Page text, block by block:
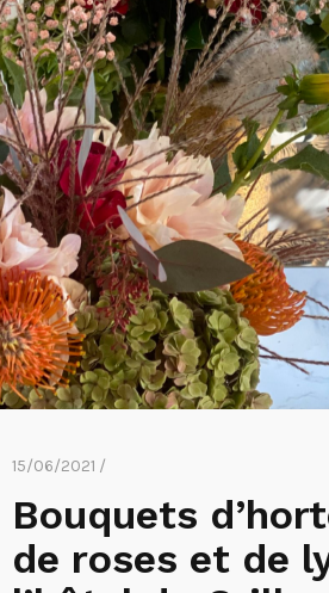
15/06/2021 /
Bouquets
de roses et de